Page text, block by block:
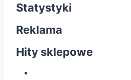
Statystyki
Reklama
Hity sklepowe